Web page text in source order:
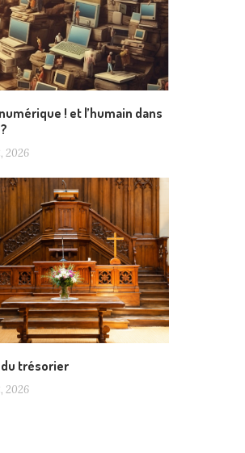
! et l’humain dans
2026
trésorier
2026